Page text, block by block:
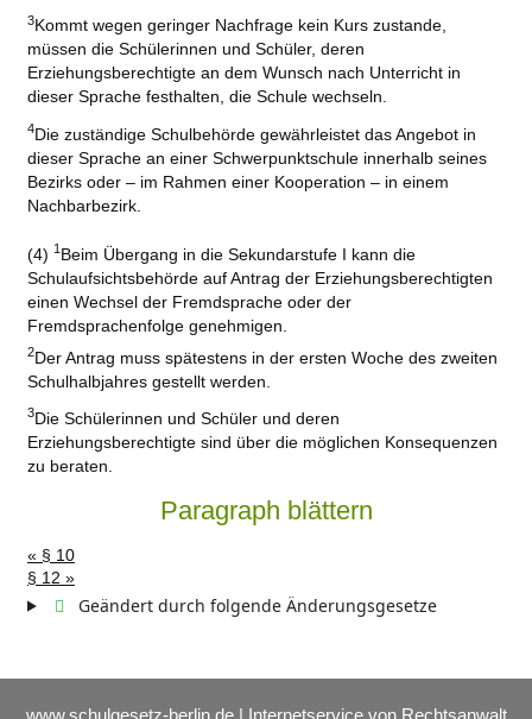
3Kommt wegen geringer Nachfrage kein Kurs zustande,
müssen die Schülerinnen und Schüler, deren
Erziehungsberechtigte an dem Wunsch nach Unterricht in
dieser Sprache festhalten, die Schule wechseln.
4Die zuständige Schulbehörde gewährleistet das Angebot in
dieser Sprache an einer Schwerpunktschule innerhalb seines
Bezirks oder – im Rahmen einer Kooperation – in einem
Nachbarbezirk.
(4) 1 Beim Übergang in die Sekundarstufe I kann die
Schulaufsichtsbehörde auf Antrag der Erziehungsberechtigten
einen Wechsel der Fremdsprache oder der
Fremdsprachenfolge genehmigen.
2Der Antrag muss spätestens in der ersten Woche des zweiten
Schulhalbjahres gestellt werden.
3Die Schülerinnen und Schüler und deren
Erziehungsberechtigte sind über die möglichen Konsequenzen
zu beraten.
Paragraph blättern
« § 10
§ 12 »
Geändert durch folgende Änderungsgesetze
www.schulgesetz-berlin.de | Internetservice von Rechtsanwalt